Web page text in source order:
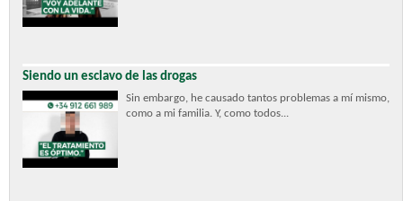
Siendo un esclavo de las drogas
Sin embargo, he causado tantos problemas a mí mismo,
como a mi familia. Y, como todos...